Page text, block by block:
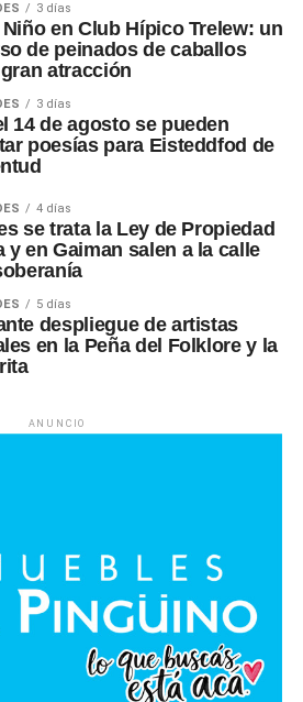
3 días
Niño en Club Hípico Trelew: un
de peinados de caballos
atracción
3 días
14 de agosto se pueden
poesías para Eisteddfod de
4 días
se trata la Ley de Propiedad
y en Gaiman salen a la calle
5 días
despliegue de artistas
en la Peña del Folklore y la
ANUNCIO